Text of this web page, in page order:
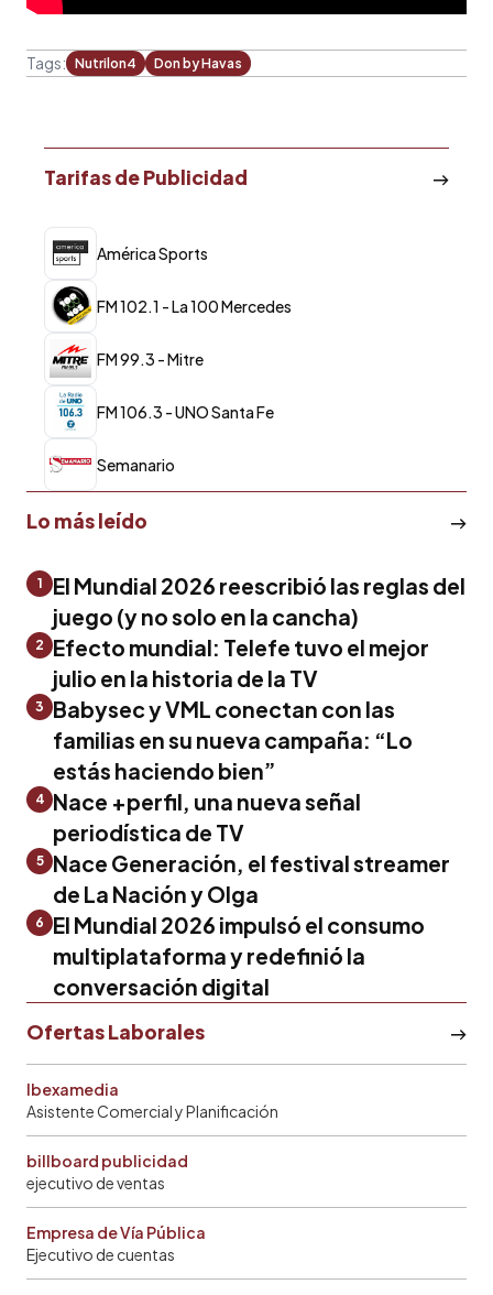
Tags: Nutrilon4 Don by Havas
Tarifas de Publicidad
América Sports
FM 102.1 - La 100 Mercedes
FM 99.3 - Mitre
FM 106.3 - UNO Santa Fe
Semanario
Lo más leído
1
El Mundial 2026 reescribió las reglas del
juego (y no solo en la cancha)
2
Efecto mundial: Telefe tuvo el mejor
julio en la historia de la TV
3
Babysec y VML conectan con las
familias en su nueva campaña: “Lo
estás haciendo bien”
4 Nace +perfil, una nueva señal
periodística de TV
5
Nace Generación, el festival streamer
de La Nación y Olga
6
El Mundial 2026 impulsó el consumo
multiplataforma y redefinió la
conversación digital
Ofertas Laborales
Ibexamedia
Asistente Comercial y Planificación
billboard publicidad
ejecutivo de ventas
Empresa de Vía Pública
Ejecutivo de cuentas